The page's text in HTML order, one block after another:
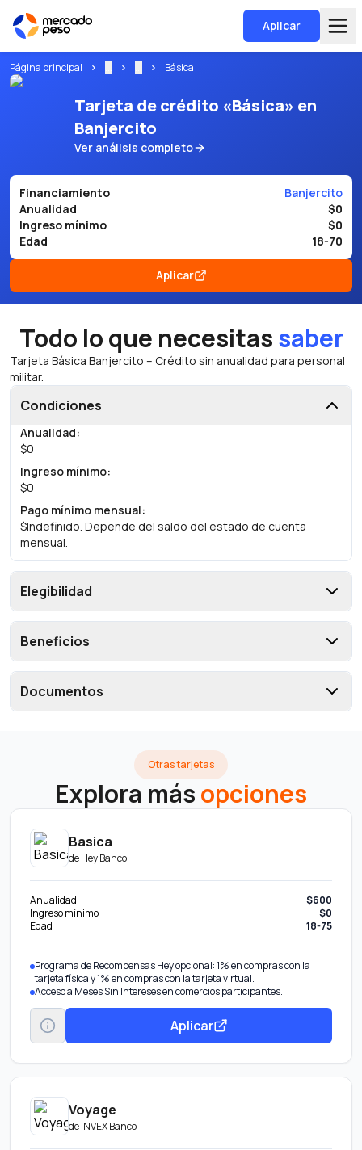
Aplicar
Página principal Básica
Tarjeta de crédito «Básica» en
Banjercito
Ver análisis completo
Financiamiento
Banjercito
Anualidad
$0
Ingreso mínimo
$0
Edad
18-70
Aplicar
Todo lo que necesitassaber
Tarjeta Básica Banjercito – Crédito sin anualidad para personal
militar.
Condiciones
Anualidad:
$0
Ingreso mínimo:
$0
Pago mínimo mensual:
$Indefinido. Depende del saldo del estado de cuenta
mensual.
Elegibilidad
Beneficios
Documentos
Otras tarjetas
Explora másopciones
Basica
deHey Banco
Anualidad
$600
Ingreso mínimo
$0
Edad
18-75
Programa de Recompensas Hey opcional: 1% en compras con la
tarjeta física y 1% en compras con la tarjeta virtual.
Acceso a Meses Sin Intereses en comercios participantes.
Aplicar
Voyage
deINVEX Banco